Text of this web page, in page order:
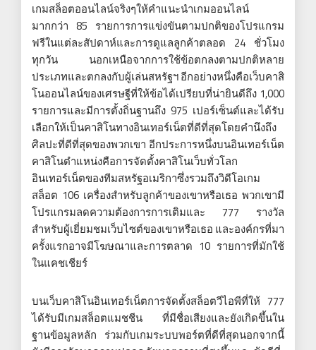
เกมสล็อตออนไลน์จริงๆให้คำแนะนำเกมออนไลน์
มากกว่า 85 รายการการแข่งขันตามปกติของโปรแกรม
ฟรีในแต่ละสัปดาห์และการดูแลลูกค้าตลอด 24 ชั่วโมง
ทุกวัน นอกเหนือจากการใช้ข้อตกลงตามปกติหลาย
ประเภทและตกลงกับผู้เล่นสหรัฐฯ อีกอย่างหนึ่งคือเว็บคาสิ
โนออนไลน์ของเศรษฐีที่ให้ข้อได้เปรียบที่น่ายินดีถึง 1,000
รายการและมีการตั้งถิ่นฐานถึง 975 เปอร์เซ็นต์และได้รับ
เลือกให้เป็นคาสิโนทางอินเทอร์เน็ตที่ดีที่สุดโดยคำนึงถึง
ศิลปะที่ดีที่สุดของพวกเขา อีกประการหนึ่งบนอินเทอร์เน็ต
คาสิโนตำแหน่งคือการจัดตั้งคาสิโนเว็บทั่วโลก
อินเทอร์เน็ตของทีมสหรัฐอเมริกาซึ่งรวมถึงวิดีโอเกม
สล็อต 106 เครื่องสำหรับลูกค้าของเขาหรือเธอ พวกเขามี
โปรแกรมลดความต้องการการเติมและ 777 รางวัล
สำหรับผู้เยี่ยมชมเว็บไซต์ของเขาหรือเธอ และองค์กรที่มา
ครั้งแรกอาจมีโฆษณาและการตลาด 10 รายการที่มักใช้
ในแคชเชียร์
บนเว็บคาสิโนอินเทอร์เน็ตการจัดตั้งสล็อตวีไอพีที่ให้ 777
ได้รับมีเกมสล็อตแมชชีน ที่มีชื่อเสียงและยังเกิดขึ้นใน
ฐานข้อมูลหลัก ร่วมกับเกมระบบพอร์ตที่ดีที่สุดนอกจากนี้